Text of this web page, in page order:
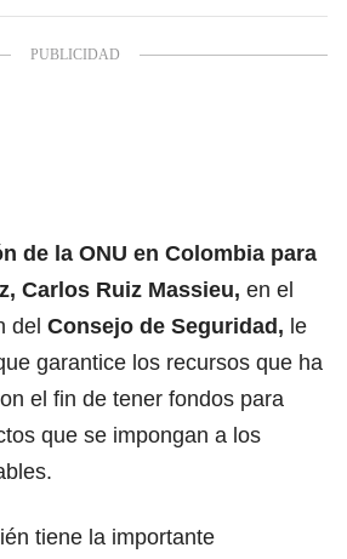
de la ONU en Colombia para
Carlos Ruiz Massieu, en el
del Consejo de Seguridad, le
garantice los recursos que ha
el fin de tener fondos para
que se impongan a los
tiene la importante